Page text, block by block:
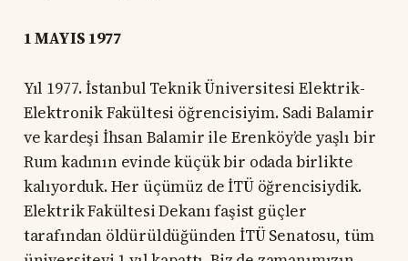
1 MAYIS 1977
Yıl 1977. İstanbul Teknik Üniversitesi Elektrik-
Elektronik Fakültesi öğrencisiyim. Sadi Balamir
ve kardeşi İhsan Balamir ile Erenköy’de yaşlı bir
Rum kadının evinde küçük bir odada birlikte
kalıyorduk. Her üçümüz de İTÜ öğrencisiydik.
Elektrik Fakültesi Dekanı faşist güçler
tarafından öldürüldüğünden İTÜ Senatosu, tüm